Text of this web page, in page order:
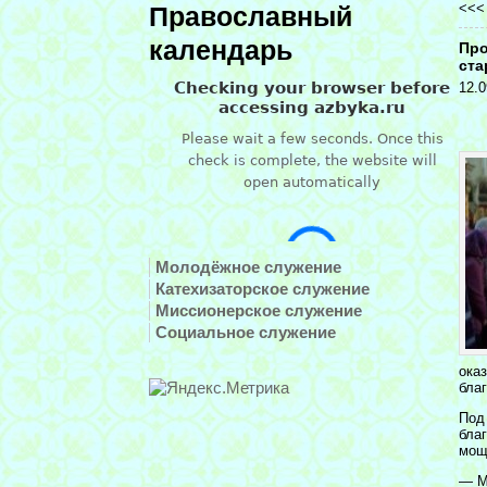
Православный
календарь
Молодёжное служение
Катехизаторское служение
Миссионерское служение
Социальное служение
—